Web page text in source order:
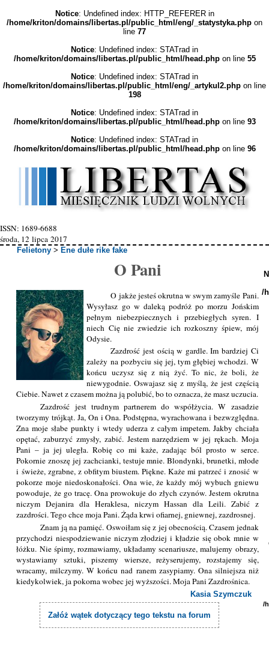
Notice: Undefined index: HTTP_REFERER in
/home/kriton/domains/libertas.pl/public_html/eng/_statystyka.php on
line 77
Notice: Undefined index: STATrad in
/home/kriton/domains/libertas.pl/public_html/head.phpon line 55
Notice: Undefined index: STATrad in
/home/kriton/domains/libertas.pl/public_html/eng/_artykul2.php on line
198
Notice: Undefined index: STATrad in
/home/kriton/domains/libertas.pl/public_html/head.phpon line 93
Notice: Undefined index: STATrad in
/home/kriton/domains/libertas.pl/public_html/head.phpon line 96
ISSN: 1689-6688
środa, 12 lipca 2017
Felietony >Ene dułe rike fake
O Pani
O jakże jesteś okrutna w swym zamyśle Pani.
Wysyłasz go w daleką podróż po morzu Jońskim
pełnym niebezpiecznych i przebiegłych syren. I
niech Cię nie zwiedzie ich rozkoszny śpiew, mój
Odysie.
Zazdrość jest ością w gardle. Im bardziej Ci
zależy na pozbyciu się jej, tym głębiej wchodzi. W
końcu uczysz się z nią żyć. To nic, że boli, że
niewygodnie. Oswajasz się z myślą, że jest częścią
Ciebie. Nawet z czasem można ją polubić, bo to oznacza, że masz uczucia.
Zazdrość jest trudnym partnerem do współżycia. W zasadzie
tworzymy trójkąt. Ja, On i Ona. Podstępna, wyrachowana i bezwzględna.
Zna moje słabe punkty i wtedy uderza z całym impetem. Jakby chciała
opętać, zaburzyć zmysły, zabić. Jestem narzędziem w jej rękach. Moja
Pani – ja jej uległa. Robię co mi każe, zadając ból prosto w serce.
Pokornie znoszę jej zachcianki, testuje mnie. Blondynki, brunetki, młode
i świeże, zgrabne, z obfitym biustem. Piękne. Każe mi patrzeć i znosić w
pokorze moje niedoskonałości. Ona wie, że każdy mój wybuch gniewu
powoduje, że go tracę. Ona prowokuje do złych czynów. Jestem okrutna
niczym Dejanira dla Heraklesa, niczym Hassan dla Leili. Zabić z
zazdrości. Tego chce moja Pani. Żąda krwi ofiarnej, gniewnej, zazdrosnej.
Znam ją na pamięć. Oswoiłam się z jej obecnością. Czasem jednak
przychodzi niespodziewanie niczym złodziej i kładzie się obok mnie w
łóżku. Nie śpimy, rozmawiamy, układamy scenariusze, malujemy obrazy,
wystawiamy sztuki, piszemy wiersze, reżyserujemy, rozstajemy się,
wracamy, milczymy. W końcu nad ranem zasypiamy. Ona silniejsza niż
kiedykolwiek, ja pokorna wobec jej wyższości. Moja Pani Zazdrośnica.
Kasia Szymczuk
Załóż wątek dotyczący tego tekstu na forum
/
/